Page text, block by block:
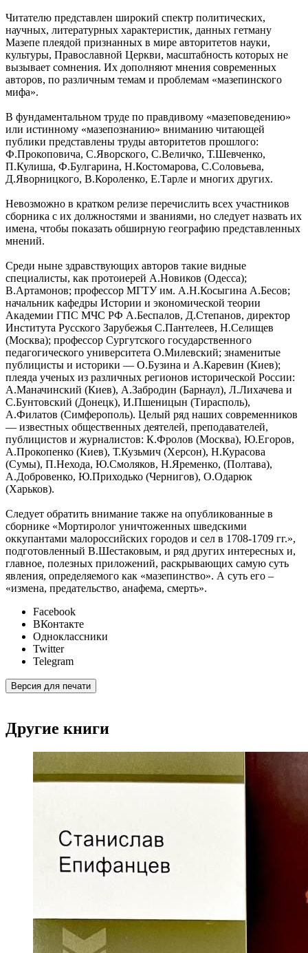
Читателю представлен широкий спектр политических,
научных, литературных характеристик, данных гетману
Мазепе плеядой признанных в мире авторитетов науки,
культуры, Православной Церкви, масштабность которых не
вызывает сомнения. Их дополняют мнения современных
авторов, по различным темам и проблемам «мазепинского
мифа».
В фундаментальном труде по правдивому «мазеповедению»
или истинному «мазепознанию» вниманию читающей
публики представлены труды авторитетов прошлого:
Ф.Прокоповича, С.Яворского, С.Величко, Т.Шевченко,
П.Кулиша, Ф.Булгарина, Н.Костомарова, С.Соловьева,
Д.Яворницкого, В.Короленко, Е.Тарле и многих других.
Невозможно в кратком релизе перечислить всех участников
сборника с их должностями и званиями, но следует назвать их
имена, чтобы показать обширную географию представленных
мнений.
Среди ныне здравствующих авторов такие видные
специалисты, как протоиерей А.Новиков (Одесса);
В.Артамонов; профессор МГТУ им. А.Н.Косыгина А.Бесов;
начальник кафедры Истории и экономической теории
Академии ГПС МЧС РФ А.Беспалов, Д.Степанов, директор
Института Русского Зарубежья С.Пантелеев, Н.Селищев
(Москва); профессор Сургутского государственного
педагогического университета О.Милевский; знаменитые
публицисты и историки — О.Бузина и А.Каревин (Киев);
плеяда ученых из различных регионов исторической России:
А.Маначинский (Киев), А.Забродин (Барнаул), Л.Лихачева и
С.Бунтовский (Донецк), И.Пшеницын (Тирасполь),
А.Филатов (Симферополь). Целый ряд наших современников
— известных общественных деятелей, преподавателей,
публицистов и журналистов: К.Фролов (Москва), Ю.Егоров,
А.Прокопенко (Киев), Т.Кузьмич (Херсон), Н.Курасова
(Сумы), П.Нехода, Ю.Смоляков, Н.Яременко, (Полтава),
А.Добровенко, Ю.Приходько (Чернигов), О.Одарюк
(Харьков).
Следует обратить внимание также на опубликованные в
сборнике «Мортиролог уничтоженных шведскими
оккупантами малороссийских городов и сел в 1708-1709 гг.»,
подготовленный В.Шестаковым, и ряд других интересных и,
главное, полезных приложений, раскрывающих самую суть
явления, определяемого как «мазепинство». А суть его –
«измена, предательство, анафема, смерть».
Facebook
ВКонтакте
Одноклассники
Twitter
Telegram
Версия для печати
Другие книги